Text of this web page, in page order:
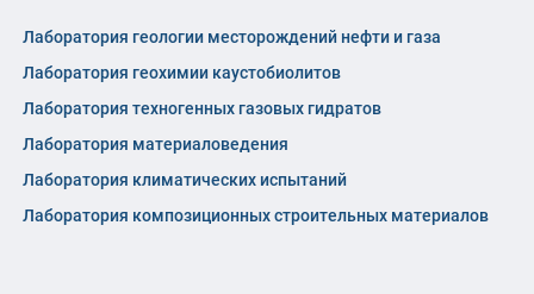
Лаборатория геологии месторождений нефти и газа
Лаборатория геохимии каустобиолитов
Лаборатория техногенных газовых гидратов
Лаборатория материаловедения
Лаборатория климатических испытаний
Лаборатория композиционных строительных материалов